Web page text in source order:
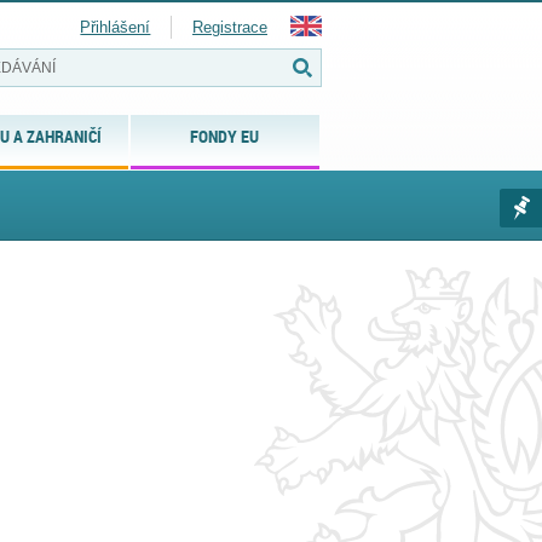
A ZAHRANIČÍ FONDY EU
Přihlášení Registrace